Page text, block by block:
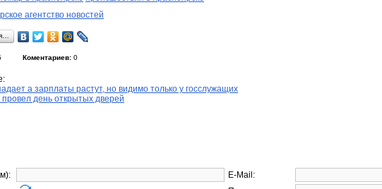
агентство новостей
Коментариев: 0
а зарплаты растут, но видимо только у госслужащих
провел день открытых дверей
E-Mail: